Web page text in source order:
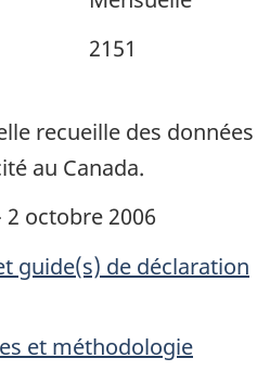
2151
recueille des
au Canada.
2 octobre 2006
guide(s) de déclaration
et méthodologie